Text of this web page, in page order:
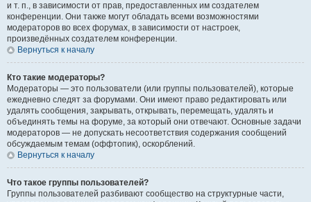
и т. п., в зависимости от прав, предоставленных им создателем
конференции. Они также могут обладать всеми возможностями
модераторов во всех форумах, в зависимости от настроек,
произведённых создателем конференции.
Вернуться к началу
Кто такие модераторы?
Модераторы — это пользователи (или группы пользователей), которые
ежедневно следят за форумами. Они имеют право редактировать или
удалять сообщения, закрывать, открывать, перемещать, удалять и
объединять темы на форуме, за который они отвечают. Основные задачи
модераторов — не допускать несоответствия содержания сообщений
обсуждаемым темам (оффтопик), оскорблений.
Вернуться к началу
Что такое группы пользователей?
Группы пользователей разбивают сообщество на структурные части,